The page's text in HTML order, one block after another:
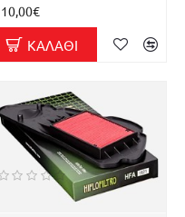
10,00€
ΚΑΛΆΘΙ